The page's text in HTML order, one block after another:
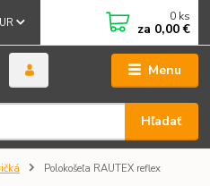
Menu
Hľadať
0 ks
za 0,00 €
Polokošeľa RAUTEX reflex